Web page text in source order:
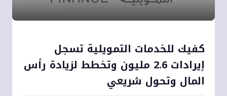
كفيك للخدمات التمويلية تسجل
إيرادات 2.6 مليون وتخطط لزيادة رأس
المال وتحول شريعي